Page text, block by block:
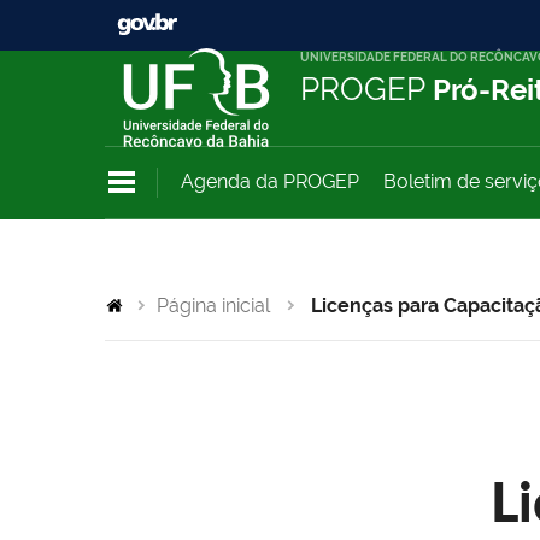
UNIVERSIDADE FEDERAL DO
PROGEP Pró-
Agenda da PROGEP Boletim de
Página inicial Licenças para